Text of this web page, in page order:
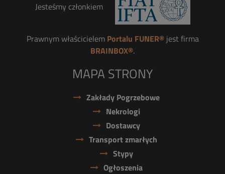
Jesteśmy członkiem
Prawnym właścicielem Portalu FUNER®jest firma
BRAINBOX®.
MAPA STRONY
Zakłady Pogrzebowe
Nekrologi
Dostawcy
Transport zmarłych
Stypy
Ogłoszenia